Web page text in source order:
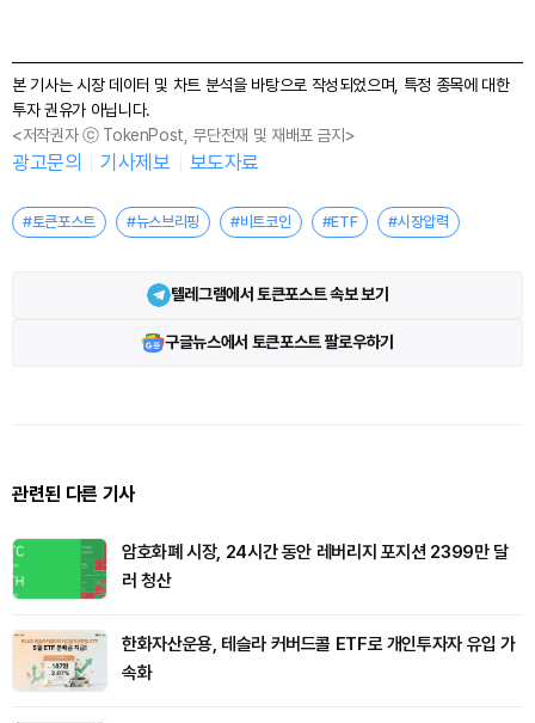
본 기사는 시장 데이터 및 차트 분석을 바탕으로 작성되었으며, 특정 종목에 대한
투자 권유가 아닙니다.
<저작권자 ⓒ TokenPost, 무단전재 및 재배포 금지>
광고문의 기사제보 보도자료
#토큰포스트 #뉴스브리핑 #비트코인 #ETF #시장압력
텔레그램에서 토큰포스트 속보 보기
구글뉴스에서 토큰포스트 팔로우하기
관련된 다른 기사
암호화폐 시장, 24시간 동안 레버리지 포지션 2399만 달
러 청산
한화자산운용, 테슬라 커버드콜 ETF로 개인투자자 유입 가
속화